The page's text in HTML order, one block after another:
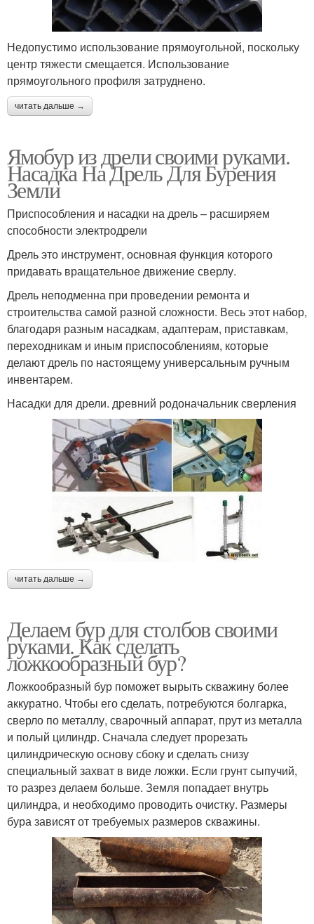
Недопустимо использование прямоугольной, поскольку
центр тяжести смещается. Использование
прямоугольного профиля затруднено.
читать дальше →
Ямобур из дрели своими руками.
Насадка На Дрель Для Бурения
Земли
Приспособления и насадки на дрель – расширяем
способности электродрели
Дрель это инструмент, основная функция которого
придавать вращательное движение сверлу.
Дрель неподменна при проведении ремонта и
строительства самой разной сложности. Весь этот набор,
благодаря разным насадкам, адаптерам, приставкам,
переходникам и иным приспособлениям, которые
делают дрель по настоящему универсальным ручным
инвентарем.
Насадки для дрели. древний родоначальник сверления
читать дальше →
Делаем бур для столбов своими
руками. Как сделать
ложкообразный бур?
Ложкообразный бур поможет вырыть скважину более
аккуратно. Чтобы его сделать, потребуются болгарка,
сверло по металлу, сварочный аппарат, прут из металла
и полый цилиндр. Сначала следует прорезать
цилиндрическую основу сбоку и сделать снизу
специальный захват в виде ложки. Если грунт сыпучий,
то разрез делаем больше. Земля попадает внутрь
цилиндра, и необходимо проводить очистку. Размеры
бура зависят от требуемых размеров скважины.